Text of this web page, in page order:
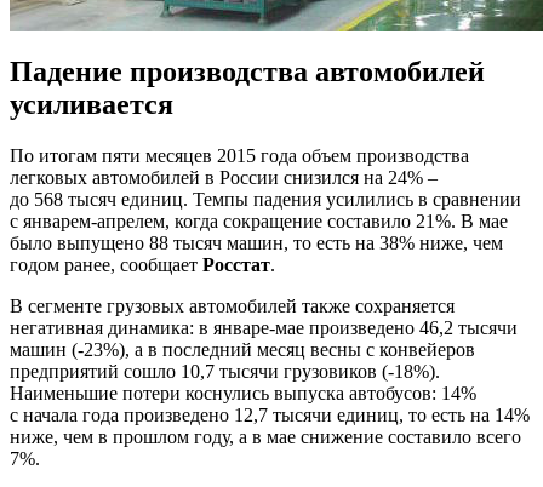
Падение производства автомобилей
усиливается
По итогам пяти месяцев 2015 года объем производства
легковых автомобилей в России снизился на 24% –
до 568 тысяч единиц. Темпы падения усилились в сравнении
с январем-апрелем, когда сокращение составило 21%. В мае
было выпущено 88 тысяч машин, то есть на 38% ниже, чем
годом ранее, сообщает Росстат.
В сегменте грузовых автомобилей также сохраняется
негативная динамика: в январе-мае произведено 46,2 тысячи
машин (-23%), а в последний месяц весны с конвейеров
предприятий сошло 10,7 тысячи грузовиков (-18%).
Наименьшие потери коснулись выпуска автобусов: 14%
с начала года произведено 12,7 тысячи единиц, то есть на 14%
ниже, чем в прошлом году, а в мае снижение составило всего
7%.